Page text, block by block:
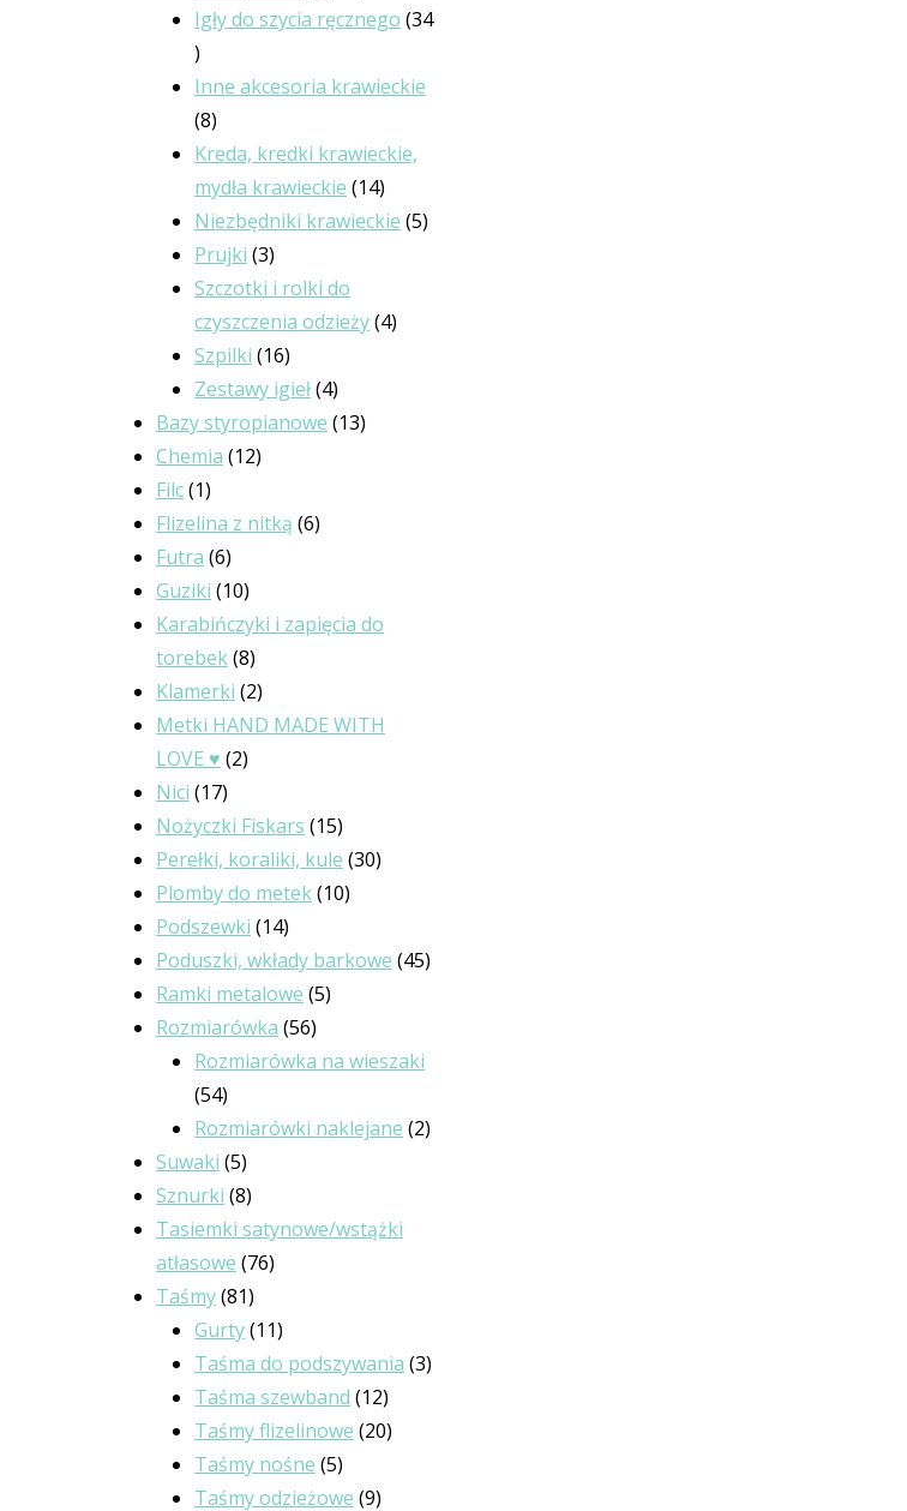
produktów
Igły do szycia ręcznego 34
34
produkty
Inne akcesoria krawieckie
88
produktów
Kreda, kredki krawieckie,
mydła krawieckie 1414
produktów
Niezbędniki krawieckie 55
Prujki 33
produkty
Szczotki i rolki do
czyszczenia odzieży 44
Szpilki 1616
produktów
Zestawy igieł 44
produkty
Bazy styropianowe 1313
Chemia 1212
Filc 11
produkt
Flizelina z nitką 66
Futra 66
produktów
Guziki 1010
produktów
Karabińczyki i zapięcia do
torebek 88
produktów
Klamerki 22
produkty
Metki HAND MADE WITH
LOVE ♥ 22
Nici 1717
produktów
Nożyczki Fiskars 1515
produktów
Perełki, koraliki, kule 3030
Plomby do metek 1010
Podszewki 1414
produktów
Poduszki, wkłady barkowe 4545
Ramki metalowe 55
Rozmiarówka 5656
produktów
Rozmiarówka na wieszaki
5454
produkty
Rozmiarówki naklejane 22
Suwaki 55
produktów
Sznurki 88
produktów
Tasiemki satynowe/wstążki
atłasowe 7676
Taśmy 8181
produktów
Gurty 1111
produktów
Taśma do podszywania 33
Taśma szewband 1212
produktów
Taśmy flizelinowe 2020
Taśmy nośne 55
produktów
Taśmy odzieżowe 99